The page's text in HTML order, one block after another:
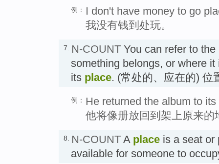
例：
I don't have money to go
我没有钱到处玩。
7. N-COUNT You can refer to
something belongs, or where
its place. (常处的、应在的) 位
例： He returned the album to
他将像册放回到架上原来的
8. N-COUNT A place is a seat or
available for someone to